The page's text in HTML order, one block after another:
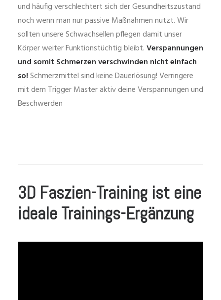
und häufig verschlechtert sich der Gesundheitszustand
noch wenn man nur passive Maßnahmen nutzt. Wir
sollten unsere Schwachsellen pflegen damit unser
Körper weiter Funktionstüchtig bleibt.Verspannungen
und somit Schmerzen verschwinden nicht einfach
so!Schmerzmittel sind keine Dauerlösung! Verringere
mit dem Trigger Master aktiv deine Verspannungen und
Beschwerden
3D Faszien-Training ist eine
ideale Trainings-Ergänzung